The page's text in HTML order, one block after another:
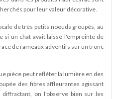
pour leur valeur décorative.
de très petits noeuds groupés, au
si un chat avait laissé l'empreinte de
de rameaux adventifs sur un tronc
pièce peut refléter la lumière en des
des fibres affleurantes agissant
on l'observe bien sur les